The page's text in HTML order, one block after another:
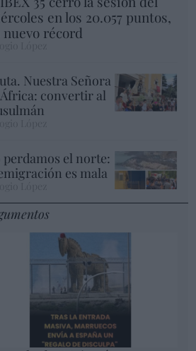
en los 20.057 puntos,
nuevo récord
Nuestra Señora
convertir al
perdamos el norte:
es mala